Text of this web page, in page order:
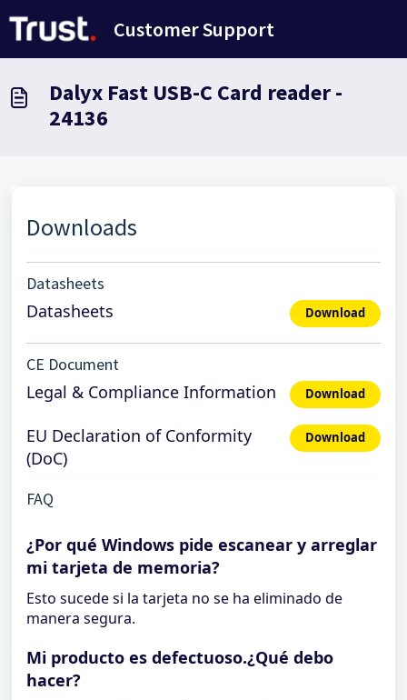
Customer Support
Dalyx Fast USB-C Card reader -
24136
Downloads
Datasheets
Datasheets Download
CE Document
Legal & Compliance Information Download
EU Declaration of Conformity
(DoC)
Download
FAQ
¿Por qué Windows pide escanear y arreglar
mi tarjeta de memoria?
Esto sucede si la tarjeta no se ha eliminado de
manera segura.
Mi producto es defectuoso.¿Qué debo
hacer?